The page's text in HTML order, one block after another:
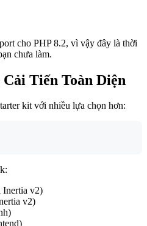
cho PHP 8.2, vì vậy đây là thời
chưa làm.
Tiến Toàn Diện
kit với nhiều lựa chọn hơn:
v2)
v2)